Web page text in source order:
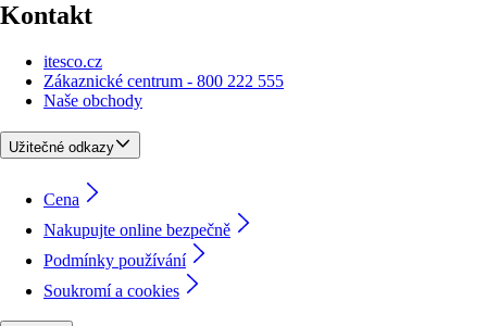
Kontakt
itesco.cz
Zákaznické centrum - 800 222 555
Naše obchody
Užitečné odkazy
Cena
Nakupujte online bezpečně
Podmínky používání
Soukromí a cookies